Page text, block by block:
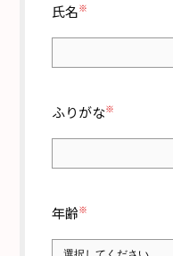
氏名※
ふりがな※
年齢※